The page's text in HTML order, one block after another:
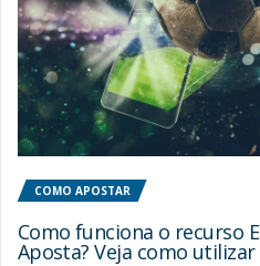
COMO APOSTAR
Como funciona o recurso
Aposta? Veja como